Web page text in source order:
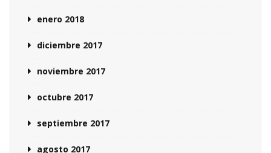
enero 2018
diciembre 2017
noviembre 2017
octubre 2017
septiembre 2017
agosto 2017